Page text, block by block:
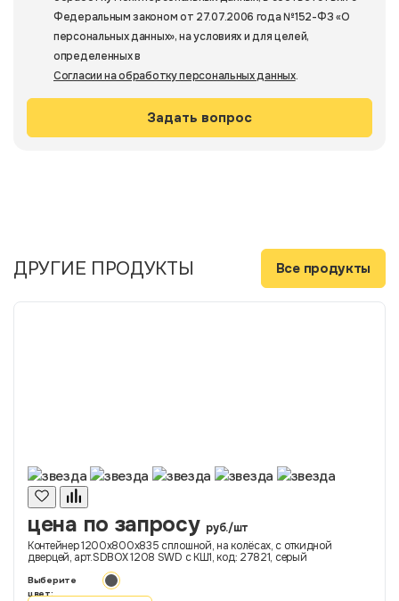
Федеральным законом от 27.07.2006 года №152-ФЗ «О
персональных данных», на условиях и для целей,
определенных в
Согласии на обработку персональных данных.
ДРУГИЕ ПРОДУКТЫ Все продукты
цена по запросу руб./шт
Контейнер 1200х800х835 сплошной, на колёсах, с откидной
дверцей, арт.SDBOX 1208 SWD с КШ1, код: 27821, серый
Выберите
цвет: